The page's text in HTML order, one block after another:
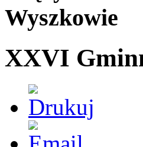
Wyszkowie
XXVI